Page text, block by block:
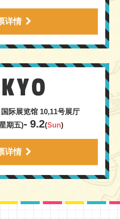
详情
国际展览馆 10,11号展厅
期五)- 9.2(Sun)
详情